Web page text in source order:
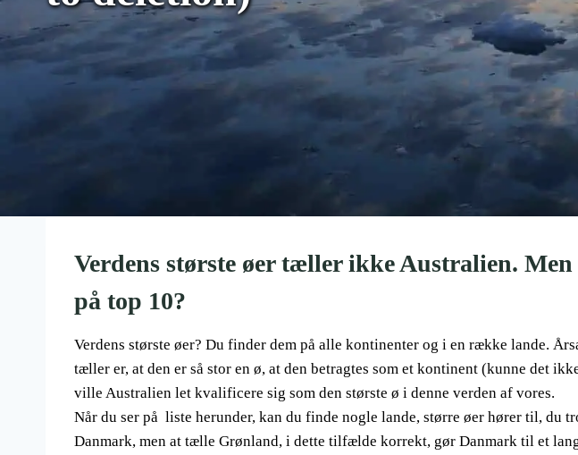
Verdens største øer tæller ikke Australien.
på top 10?
Verdens største øer? Du finder dem på alle kontinenter og i en række lande.
tæller er, at den er så stor en ø, at den betragtes som et kontinent (kunne det
ville Australien let kvalificere sig som den største ø i denne verden af ​​vores.
Når du ser på liste herunder, kan du finde nogle lande, større øer hører til, du
Danmark, men at tælle Grønland, i dette tilfælde korrekt, gør Danmark til et